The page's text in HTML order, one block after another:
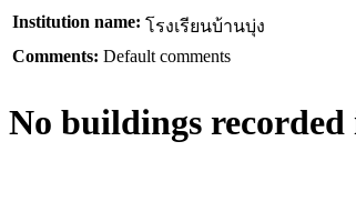
Institution name: โรงเรียนบ้านบุ่ง
Comments: Default comments
No buildings